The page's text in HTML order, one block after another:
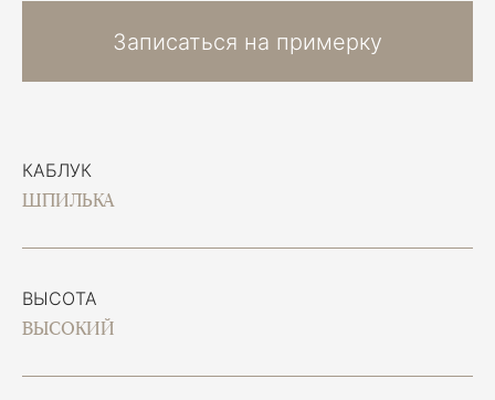
КАБЛУК
ШПИЛЬКА
ВЫСОТА
ВЫСОКИЙ
Записаться на примерку